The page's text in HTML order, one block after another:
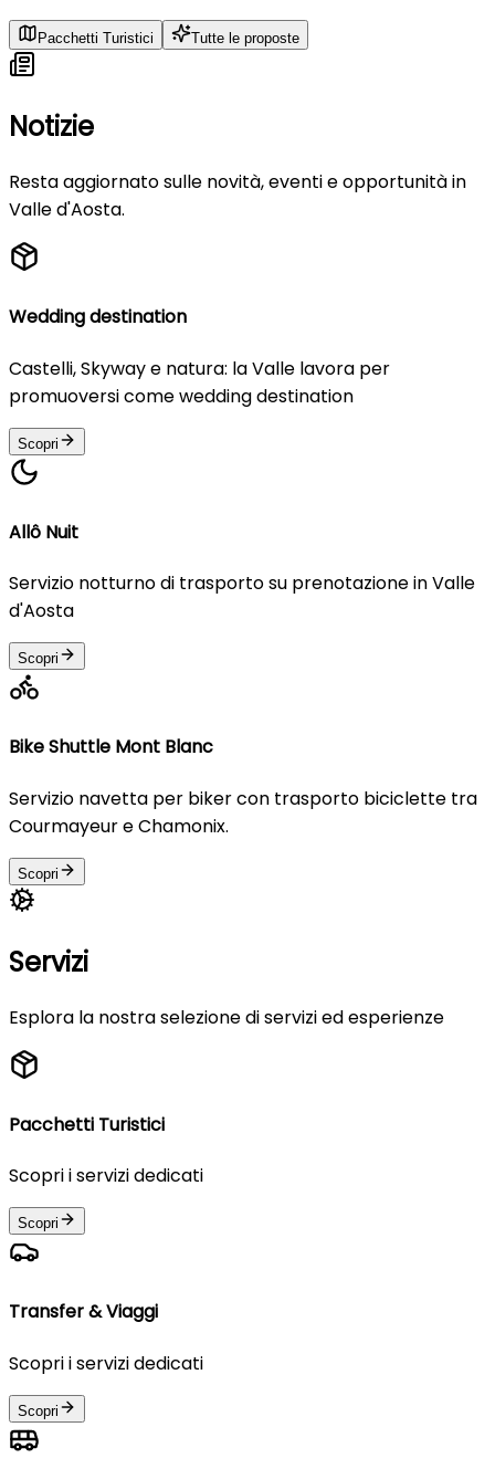
Pacchetti Turistici Tutte le proposte
Notizie
Resta aggiornato sulle novità, eventi e opportunità in
Valle d'Aosta.
Wedding destination
Castelli, Skyway e natura: la Valle lavora per
promuoversi come wedding destination
Scopri
Allô Nuit
Servizio notturno di trasporto su prenotazione in Valle
d'Aosta
Scopri
Bike Shuttle Mont Blanc
Servizio navetta per biker con trasporto biciclette tra
Courmayeur e Chamonix.
Scopri
Servizi
Esplora la nostra selezione di servizi ed esperienze
Pacchetti Turistici
Scopri i servizi dedicati
Scopri
Transfer & Viaggi
Scopri i servizi dedicati
Scopri